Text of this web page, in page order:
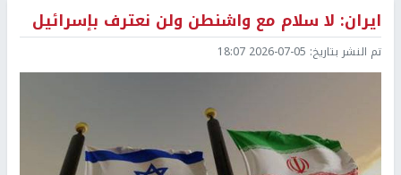
ايران: لا سلام مع واشنطن ولن نعترف بإسرائيل
تم النشر بتاريخ: 2026-07-05 18:07